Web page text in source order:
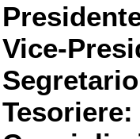
Vice-
Tesoriere: